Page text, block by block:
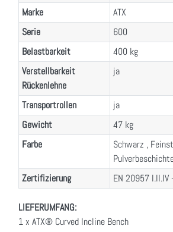
Marke
ATX
Serie
600
Belastbarkeit
400 kg
Verstellbarkeit
Rückenlehne
ja
Transportrollen
ja
Gewicht
47 kg
Farbe
Schwarz ,
Zertifizierung
EN 20957 I.II.IV
LIEFERUMFANG:
1 x ATX® Curved Incline Bench